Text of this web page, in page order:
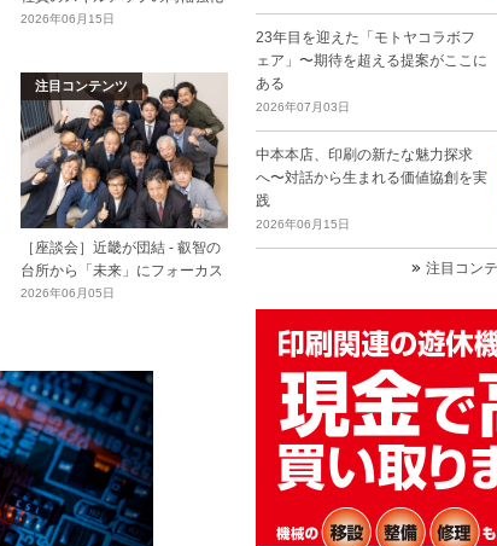
2026年06月15日
注目コンテンツ
［座談会］近畿が団結 - 叡智の
台所から「未来」にフォーカス
2026年06月05日
23年目を迎えた「モトヤコラボフ
ェア」〜期待を超える提案がここに
ある
2026年07月03日
中本本店、印刷の新たな魅力探求
へ〜対話から生まれる価値協創を実
践
2026年06月15日
注目コン